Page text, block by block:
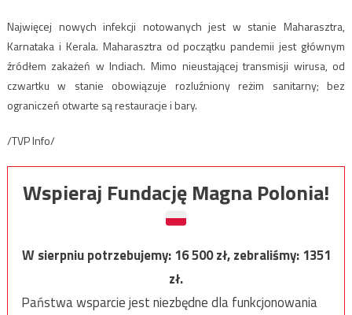
Najwięcej nowych infekcji notowanych jest w stanie Maharasztra,
Karnataka i Kerala. Maharasztra od początku pandemii jest głównym
źródłem zakażeń w Indiach. Mimo nieustającej transmisji wirusa, od
czwartku w stanie obowiązuje rozluźniony reżim sanitarny; bez
ograniczeń otwarte są restauracje i bary.
/TVP Info/
Wspieraj Fundację Magna Polonia!
W sierpniu potrzebujemy:16 500zł, zebraliśmy:1351
zł.
Państwa wsparcie jest niezbędne dla funkcjonowania